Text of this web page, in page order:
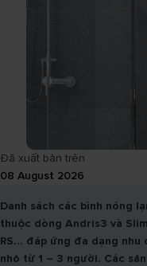
Đã xuất bản trên
08 August 2026
Danh sách các bình nóng
thuộc dòng Andris3 và
RS… đáp ứng đa dạng nhu
nhỏ từ 1 – 3 người. Các